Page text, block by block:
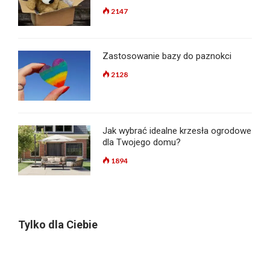
2147
Zastosowanie bazy do paznokci
2128
Jak wybrać idealne krzesła ogrodowe
dla Twojego domu?
1894
Tylko dla Ciebie